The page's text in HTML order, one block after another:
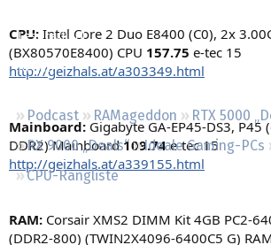
Leserartikel
Regeln
Podcast RAMageddon
RTX 5000
RX 9000 „Deals“
Ideale Gaming-PCs
CPU-Rangliste
CPU: Intel Core 2 Duo E8400 (C0), 2x
(BX80570E8400) CPU 157.75 e-tec 15
http://geizhals.at/a303349.html
Mainboard: Gigabyte GA-EP45-DS3, P45
DDR2) Mainboard109.74e-tec 15
http://geizhals.at/a339155.html
RAM: Corsair XMS2 DIMM Kit 4GB PC2-
(DDR2-800) (TWIN2X4096-6400C5 G)